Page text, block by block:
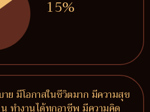
15%
ย มีโอกาสในชีวิตมาก มีความสุข
ทำงานได้ทุกอาชีพ มีความคิด